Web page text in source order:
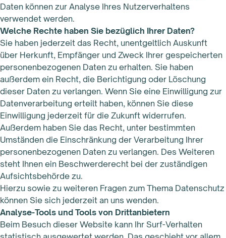
Daten können zur Analyse Ihres Nutzerverhaltens
verwendet werden.
Welche Rechte haben Sie bezüglich Ihrer Daten?
Sie haben jederzeit das Recht, unentgeltlich Auskunft
über Herkunft, Empfänger und Zweck Ihrer gespeicherten
personenbezogenen Daten zu erhalten. Sie haben
außerdem ein Recht, die Berichtigung oder Löschung
dieser Daten zu verlangen. Wenn Sie eine Einwilligung zur
Datenverarbeitung erteilt haben, können Sie diese
Einwilligung jederzeit für die Zukunft widerrufen.
Außerdem haben Sie das Recht, unter bestimmten
Umständen die Einschränkung der Verarbeitung Ihrer
personenbezogenen Daten zu verlangen. Des Weiteren
steht Ihnen ein Beschwerderecht bei der zuständigen
Aufsichtsbehörde zu.
Hierzu sowie zu weiteren Fragen zum Thema Datenschutz
können Sie sich jederzeit an uns wenden.
Analyse-Tools und Tools von Drittanbietern
Beim Besuch dieser Website kann Ihr Surf-Verhalten